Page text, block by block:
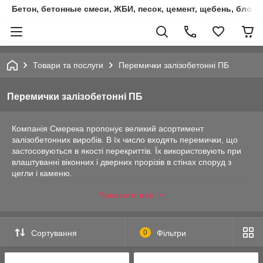
Бетон, бетонные смеси, ЖБИ, песок, цемент, щебень,
Товари та послуги Перемички залізобетонні ПБ
Перемички залізобетонні ПБ
Компанія Смерека пропонує великий асортимент
залізобетонних виробів. В їх число входять перемички, що
застосовуються в якості перекриттів. Їх використовують при
влаштуванні віконних і дверних прорізів в стінах споруд з
цегли і каменю.
оптимальных марок и типов, специальная арматура.
Они выполняют функцию снижения нагрузки несущих
перекрытий и конструкций, принимая часть ее на себя. По
конструктивному решению их принято делить на усиленные
арматурой и простые, по форме – на плоские и брусковые.
Показати все
Сортування 0 Фільтри